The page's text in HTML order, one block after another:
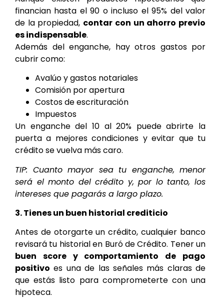
financian hasta el 90 o incluso el 95% del valor
de la propiedad, contar con un ahorro previo
es indispensable.
Además del enganche, hay otros gastos por
cubrir como:
Avalúo y gastos notariales
Comisión por apertura
Costos de escrituración
Impuestos
Un enganche del 10 al 20% puede abrirte la
puerta a mejores condiciones y evitar que tu
crédito se vuelva más caro.
TIP: Cuanto mayor sea tu enganche, menor
será el monto del crédito y, por lo tanto, los
intereses que pagarás a largo plazo.
3. Tienes un buen historial crediticio
Antes de otorgarte un crédito, cualquier banco
revisará tu historial en Buró de Crédito. Tener un
buen score y comportamiento de pago
positivo es una de las señales más claras de
que estás listo para comprometerte con una
hipoteca.